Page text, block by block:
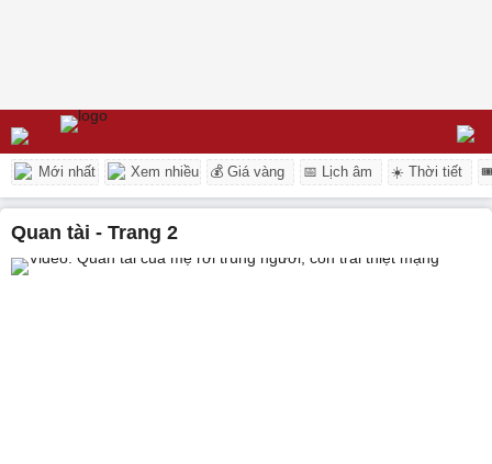
Mới nhất Xem nhiều 💰 Giá vàng 📅 Lịch âm ☀️ Thời tiết
quan tài - Trang 2